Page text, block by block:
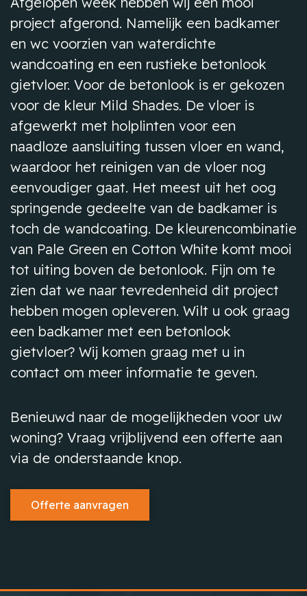
project afgerond. Namelijk een badkamer
en wc voorzien van waterdichte
wandcoating en een rustieke betonlook
gietvloer. Voor de betonlook is er gekozen
voor de kleur Mild Shades. De vloer is
afgewerkt met holplinten voor een
naadloze aansluiting tussen vloer en wand,
waardoor het reinigen van de vloer nog
eenvoudiger gaat. Het meest uit het oog
springende gedeelte van de badkamer is
toch de wandcoating. De kleurencombinatie
van Pale Green en Cotton White komt mooi
tot uiting boven de betonlook. Fijn om te
zien dat we naar tevredenheid dit project
hebben mogen opleveren. Wilt u ook graag
een badkamer met een betonlook
gietvloer? Wij komen graag met u in
contact om meer informatie te geven.
Benieuwd naar de mogelijkheden voor uw
woning? Vraag vrijblijvend een offerte aan
via de onderstaande knop.
Offerte aanvragen